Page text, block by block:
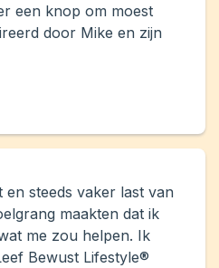
een knop om moest
door Mike en zijn
steeds vaker last van
maakten dat ik
me zou helpen. Ik
Bewust Lifestyle®